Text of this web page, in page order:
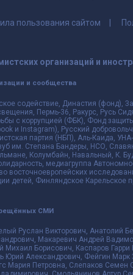
пользования сайтом
организаций и
и сообщества
содействие, Династия (фонд),
Пермь-36, Ракурс, Русь
с коррупцией (ФБК), Фонд
и Instagram), Русский
партия (НБП), Аль-Каида,
им. Степана Бандеры, НСО,
Колумбайн, Навальный, К.
медиагруппа
восточноевропейских
детей, Финляндское Карельское
СМИ
Руслан Викторович,
Макаревич Андрей
Михаил Борисович, Каспаров
Юрий Александрович, Фейгин
Мария Петровна, Слепаков